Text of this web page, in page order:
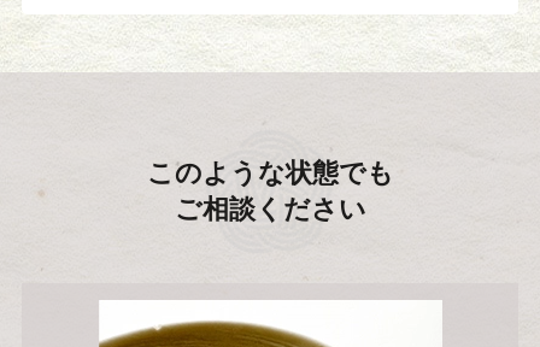
このような状態でも
ご相談ください